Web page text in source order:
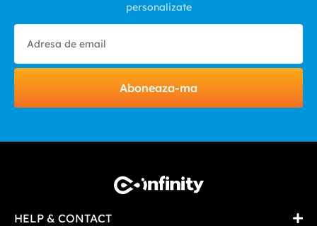
personalizate
Aboneaza-ma
HELP & CONTACT